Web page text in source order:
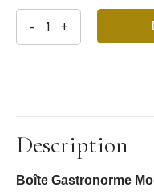
- +
Description
Boîte Gastronorme